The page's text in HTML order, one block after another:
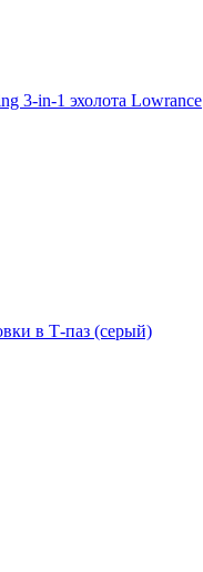
3-in-1 эхолота Lowrance
в Т-паз (серый)